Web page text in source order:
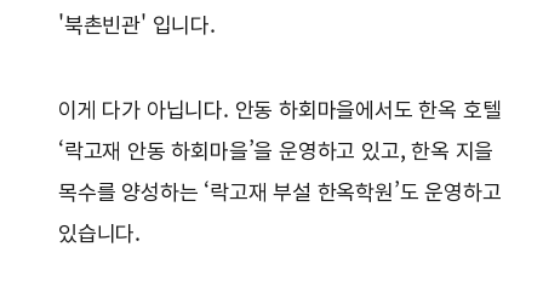
'북촌빈관' 입니다.
이게 다가 아닙니다. 안동 하회마을에서도 한옥 호텔
‘락고재 안동 하회마을’을 운영하고 있고, 한옥 지을
목수를 양성하는 ‘락고재 부설 한옥학원’도 운영하고
있습니다.